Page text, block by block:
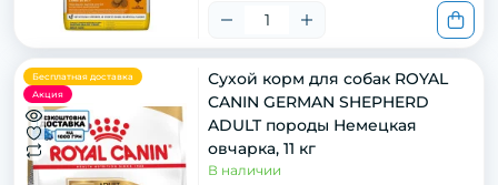
Бесплатная доставка
Акция
Сухой корм для собак ROYAL
CANIN GERMAN SHEPHERD
ADULT породы Немецкая
овчарка, 11 кг
В наличии